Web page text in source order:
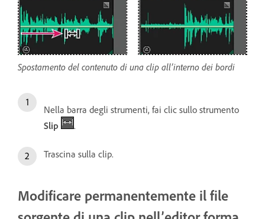
Spostamento del contenuto di una clip all’interno dei bordi
Nella barra degli strumenti, fai clic sullo strumento
Slip
.
Trascina sulla clip.
Modificare permanentemente il file